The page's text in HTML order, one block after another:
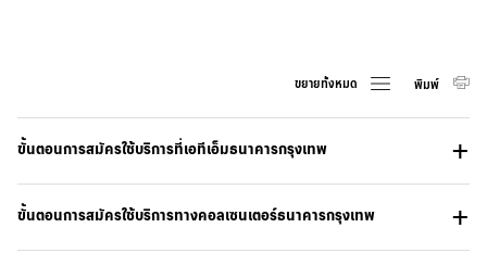
ขยายทั้งหมด พิมพ์
ขั้นตอนการสมัครใช้บริการที่เอทีเอ็มธนาคารกรุงเทพ
ขั้นตอนการสมัครใช้บริการทางคอลเซนเตอร์ธนาคารกรุงเทพ